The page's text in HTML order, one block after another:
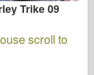
Trike 09
scroll to